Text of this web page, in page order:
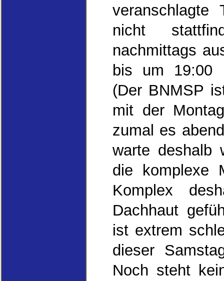
veranschlagte
nicht
nachmittags
bis um 19:00
(Der BNMSP
mit der
zumal es
warte deshalb
die komplexe
Komplex
Dachhaut
ist extrem
dieser
Noch steht